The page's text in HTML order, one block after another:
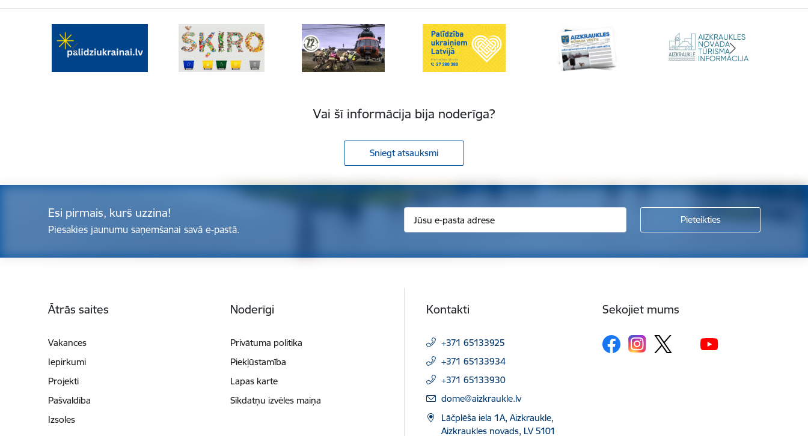
Vai šī informācija bija noderīga?
Sniegt atsauksmi
Esi pirmais, kurš uzzina!
Piesakies jaunumu saņemšanai savā e-pastā.
Ātrās saites
Vakances
Iepirkumi
Projekti
Pašvaldība
Izsoles
Noderīgi
Privātuma politika
Piekļūstamība
Lapas karte
Sīkdatņu izvēles maiņa
Kontakti
+371 65133925
+371 65133934
+371 65133930
E-pasts:
dome@aizkraukle.lv
Lāčplēša iela 1A, Aizkraukle,
Aizkraukles novads, LV 5101
Sekojiet mums